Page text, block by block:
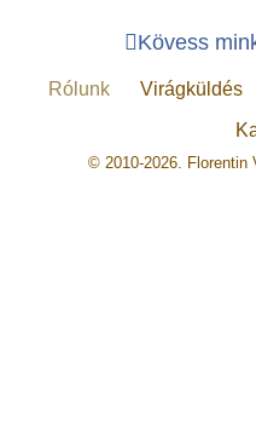
Kövess
Rólunk Virágküldés
© 2010-2026. Florentin